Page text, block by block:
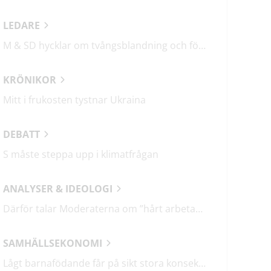
LEDARE
M & SD hycklar om tvångsblandning och förvärrar segregationen
KRÖNIKOR
Mitt i frukosten tystnar Ukraina
DEBATT
S måste steppa upp i klimatfrågan
ANALYSER & IDEOLOGI
Därför talar Moderaterna om ”hårt arbetande människor”
SAMHÄLLSEKONOMI
Lågt barnafödande får på sikt stora konsekvenser